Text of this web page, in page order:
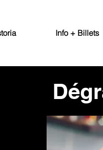
Info + Billets